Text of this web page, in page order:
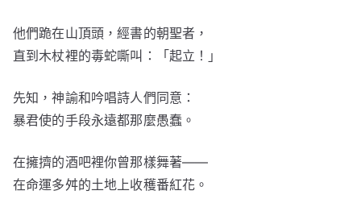
他們跪在山頂頭，經書的朝聖者，
直到木杖裡的毒蛇嘶叫：「起立！」
先知，神諭和吟唱詩人們同意：
暴君使的手段永遠都那麼愚蠢。
在擁擠的酒吧裡你曾那樣舞著——
在命運多舛的土地上收穫番紅花。